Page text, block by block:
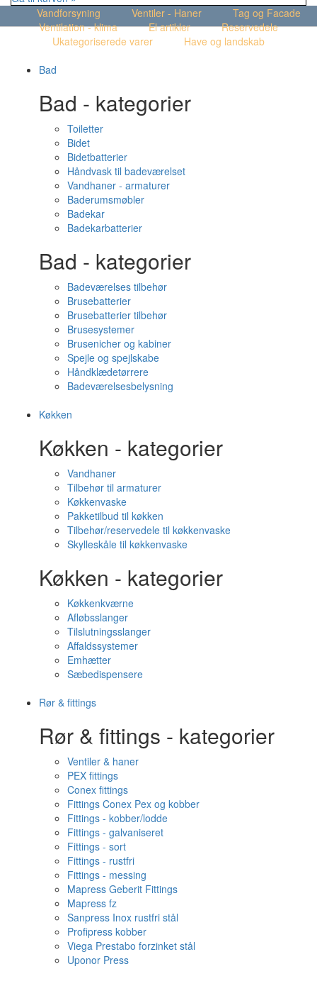
Vandforsyning
Ventiler - Haner
Tag og Facade
Ventilation - klima
El artikler
Reservedele
Ukategoriserede varer
Have og landskab
Bad
Bad - kategorier
Toiletter
Bidet
Bidetbatterier
Håndvask til badeværelset
Vandhaner - armaturer
Baderumsmøbler
Badekar
Badekarbatterier
Bad - kategorier
Badeværelses tilbehør
Brusebatterier
Brusebatterier tilbehør
Brusesystemer
Brusenicher og kabiner
Spejle og spejlskabe
Håndklædetørrere
Badeværelsesbelysning
Køkken
Køkken - kategorier
Vandhaner
Tilbehør til armaturer
Køkkenvaske
Pakketilbud til køkken
Tilbehør/reservedele til køkkenvaske
Skylleskåle til køkkenvaske
Køkken - kategorier
Køkkenkværne
Afløbsslanger
Tilslutningsslanger
Affaldssystemer
Emhætter
Sæbedispensere
Rør & fittings
Rør & fittings - kategorier
Ventiler & haner
PEX fittings
Conex fittings
Fittings Conex Pex og kobber
Fittings - kobber/lodde
Fittings - galvaniseret
Fittings - sort
Fittings - rustfri
Fittings - messing
Mapress Geberit Fittings
Mapress fz
Sanpress Inox rustfri stål
Profipress kobber
Viega Prestabo forzinket stål
Uponor Press